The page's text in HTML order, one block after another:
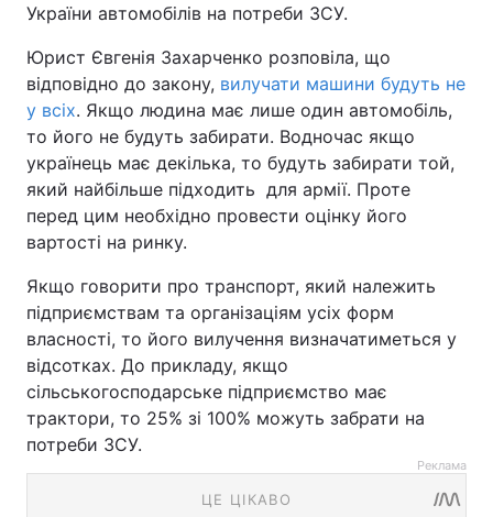
України автомобілів на потреби ЗСУ.
Юрист Євгенія Захарченко розповіла, що
відповідно до закону, вилучати машини будуть не
у всіх. Якщо людина має лише один автомобіль,
то його не будуть забирати. Водночас якщо
українець має декілька, то будуть забирати той,
який найбільше підходить для армії. Проте
перед цим необхідно провести оцінку його
вартості на ринку.
Якщо говорити про транспорт, який належить
підприємствам та організаціям усіх форм
власності, то його вилучення визначатиметься у
відсотках. До прикладу, якщо
сільськогосподарське підприємство має
трактори, то 25% зі 100% можуть забрати на
потреби ЗСУ.
Реклама